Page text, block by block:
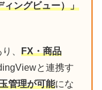
ングビュー）」
、 FX・商品
と連携す
管理が可能にな